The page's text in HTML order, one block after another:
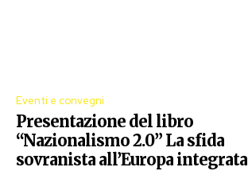
Eventi e convegni
Presentazione del libro
“Nazionalismo 2.0” La sfida
sovranista all’Europa integrata